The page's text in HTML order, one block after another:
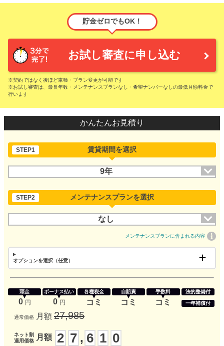
貯金ゼロでもOK！
お試し審査に申し込む
※契約ではなく後ほど車種・プラン変更が可能です
※お試し審査は、最長年数・メンテナンスプランなし・希望ナンバーなしの最低月額料金で
行います
かんたんお見積り
STEP1 賃貸期間を選択
9年
STEP2 メンテナンスプランを選択
なし
メンテナンスプランに含まれる内容
オプションを選択（任意）
頭金
0 円
ボーナス払い
0 円
各種税金
コミ
自賠責
コミ
手数料
コミ
法的整備付
一年補償付
通常価格 月額 27,985
ネット割
適用価格
月額 2 7 , 6 1 0